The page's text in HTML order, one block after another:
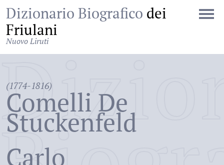
Dizionario Biografico dei
Friulani
Nuovo Liruti
(1774-1816)
Comelli De
Stuckenfeld
Carlo